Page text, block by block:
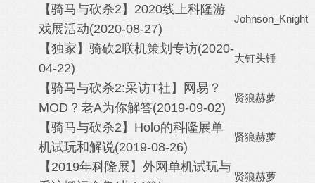
【骑马与砍杀2】2020线上科隆游
戏展活动(2020-08-27)
Johnson_Knight
【独家】骑砍2联机策划专访(2020-
04-22)
大钉头锤
【骑马与砍杀2:采访T社】网易？
MOD？老A为你解答(2019-09-02)
贤狼赫萝
【骑马与砍杀2】Holo的科隆展单
机试玩和解说(2019-08-26)
贤狼赫萝
【2019年科隆展】外网单机试玩与
贤狼赫萝